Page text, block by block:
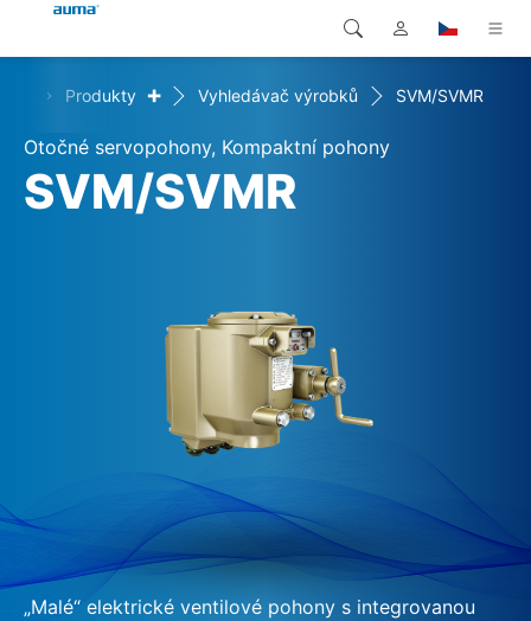
Produkty
Řešení
Global
Evropa
Vyhledávání
Produkty + Vyhledávač výrobků SVM/SVMR
Otočné servopohony, Kompaktní pohony
SVM/SVMR
„Malé“ elektrické ventilové pohony s integrovanou